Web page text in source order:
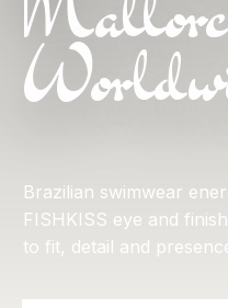
Brazilian swimwear
FISHKISS eye and
to fit, detail and